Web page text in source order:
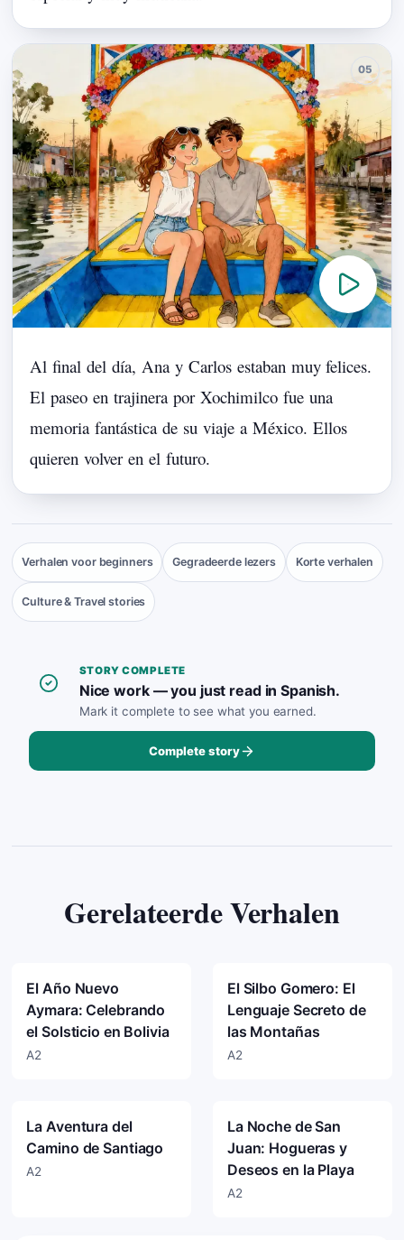
Al final del día, Ana y Carlos estaban muy felices.
El paseo en trajinera por Xochimilco fue una
memoria fantástica de su viaje a México. Ellos
quieren volver en el futuro.
Verhalen voor beginners Gegradeerde lezers Korte verhalen
Culture & Travel stories
STORY COMPLETE
Nice work — you just read in Spanish.
Mark it complete to see what you earned.
Complete story
Gerelateerde Verhalen
El Año Nuevo
Aymara: Celebrando
el Solsticio en Bolivia
A2
El Silbo Gomero: El
Lenguaje Secreto de
las Montañas
A2
La Aventura del
Camino de Santiago
A2
La Noche de San
Juan: Hogueras y
Deseos en la Playa
A2